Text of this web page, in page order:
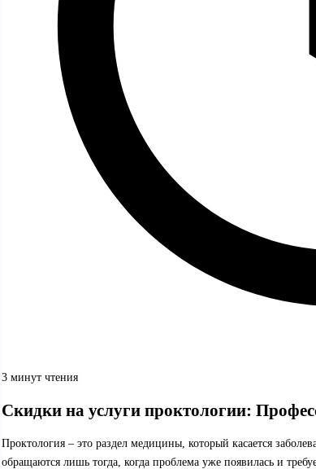
3 минут чтения
Скидки на услуги проктологии:
Проктология – это раздел медицины, который касается
обращаются лишь тогда, когда проблема уже появилась и